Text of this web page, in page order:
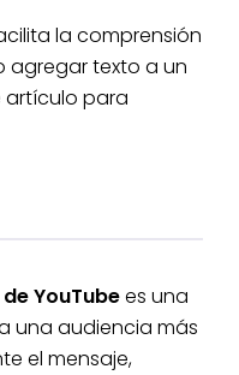
la comprensión
agregar texto a un
artículo para
YouTubees una
una audiencia más
el mensaje,